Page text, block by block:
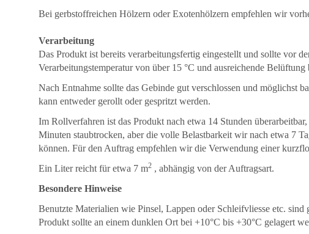
Bei gerbstoffreichen Hölzern oder Exotenhölzern empfehlen wir
Verarbeitung
Das Produkt ist bereits verarbeitungsfertig eingestellt und sollte vor
Verarbeitungstemperatur von über 15 °C und ausreichende
Nach Entnahme sollte das Gebinde gut verschlossen und
kann entweder gerollt oder gespritzt werden.
Im Rollverfahren ist das Produkt nach etwa 14 Stunden
Minuten staubtrocken, aber die volle Belastbarkeit wir nach etwa 7
können. Für den Auftrag empfehlen wir die Verwendung einer
Ein Liter reicht für etwa 7 m2 , abhängig von der Auftragsart.
Besondere Hinweise
Benutzte Materialien wie Pinsel, Lappen oder Schleifvliesse etc.
Produkt sollte an einem dunklen Ort bei +10°C bis +30°C gelagert